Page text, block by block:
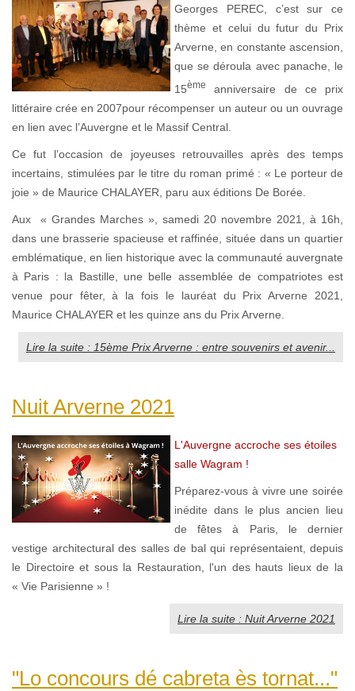
Georges PEREC, c’est sur ce
thème et celui du futur du Prix
Arverne, en constante ascension,
que se déroula avec panache, le
15ème
anniversaire de ce prix
littéraire crée en 2007pour récompenser un auteur ou un ouvrage
en lien avec l’Auvergne et le Massif Central.
Ce fut l’occasion de joyeuses retrouvailles après des temps
incertains, stimulées par le titre du roman primé : « Le porteur de
joie » de Maurice CHALAYER, paru aux éditions De Borée.
Aux « Grandes Marches », samedi 20 novembre 2021, à 16h,
dans une brasserie spacieuse et raffinée, située dans un quartier
emblématique, en lien historique avec la communauté auvergnate
à Paris : la Bastille, une belle assemblée de compatriotes est
venue pour fêter, à la fois le lauréat du Prix Arverne 2021,
Maurice CHALAYER et les quinze ans du Prix Arverne.
Lire la suite : 15ème Prix Arverne : entre souvenirs et avenir...
Nuit Arverne 2021
L'Auvergne accroche ses étoiles
salle Wagram !
Préparez-vous à vivre une soirée
inédite dans le plus ancien lieu
de fêtes à Paris, le dernier
vestige architectural des salles de bal qui représentaient, depuis
le Directoire et sous la Restauration, l'un des hauts lieux de la
« Vie Parisienne » !
Lire la suite : Nuit Arverne 2021
"Lo concours dé cabreta ès tornat..."